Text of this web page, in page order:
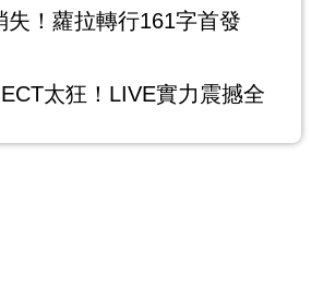
失！蘿拉轉行161字首發
太狂！LIVE實力震撼全